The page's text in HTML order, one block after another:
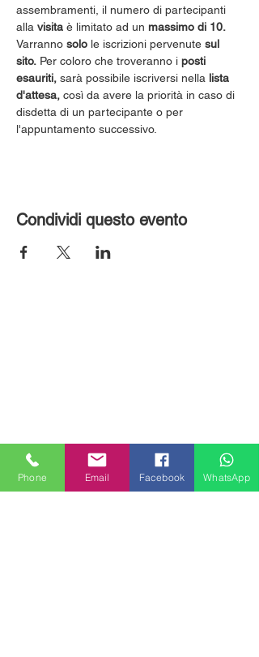
assembramenti, il numero di partecipanti
alla visita è limitato ad un massimo di 10.
Varranno solo le iscrizioni pervenute sul
sito. Per coloro che troveranno i posti
esauriti, sarà possibile iscriversi nella lista
d'attesa, così da avere la priorità in caso di
disdetta di un partecipante o per
l'appuntamento successivo.
Condividi questo evento
Phone Email Facebook WhatsApp